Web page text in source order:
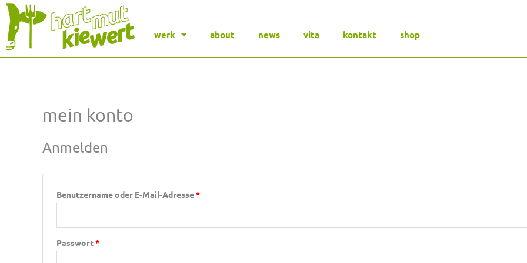
werk about news vita kontakt shop
mein konto
Anmelden
Benutzername oder E-Mail-Adresse*
Passwort*
Erforderlich